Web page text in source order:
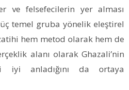
ve felsefecilerin yer alması
temel gruba yönelik eleştirel
hem metod olarak hem de
alanı olarak Ghazali’nin
iyi anladığını da ortaya